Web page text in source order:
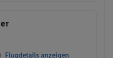
Flugdetails anzeigen